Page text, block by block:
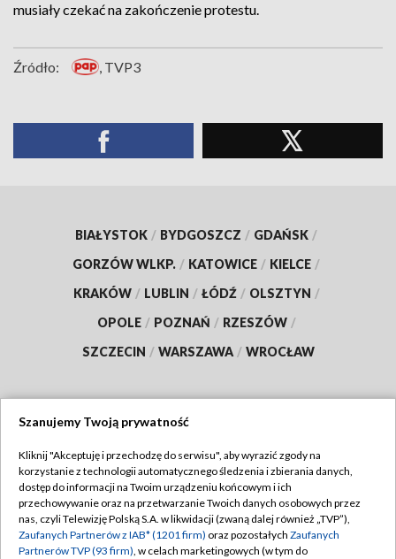
musiały czekać na zakończenie protestu.
Źródło: , TVP3
BIAŁYSTOK / BYDGOSZCZ / GDAŃSK /
GORZÓW WLKP. / KATOWICE / KIELCE /
KRAKÓW / LUBLIN / ŁÓDŹ / OLSZTYN /
OPOLE / POZNAŃ / RZESZÓW /
SZCZECIN / WARSZAWA / WROCŁAW
TVP
Abonament TVP
Emisja w TVP
Regulamin TVP
Polityka prywatności
Szanujemy Twoją prywatność
Kliknij "Akceptuję i przechodzę do serwisu", aby wyrazić zgody na
korzystanie z technologii automatycznego śledzenia i zbierania danych,
dostęp do informacji na Twoim urządzeniu końcowym i ich
przechowywanie oraz na przetwarzanie Twoich danych osobowych przez
nas, czyli Telewizję Polską S.A. w likwidacji (zwaną dalej również „TVP”),
Zaufanych Partnerów z IAB* (1201 firm) oraz pozostałych Zaufanych
Partnerów TVP (93 firm), w celach marketingowych (w tym do